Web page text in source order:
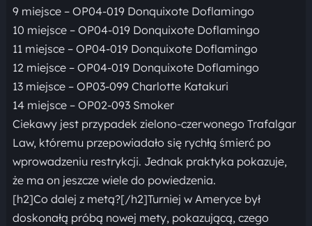
9 miejsce – OP04-019 Donquixote Doflamingo
10 miejsce – OP04-019 Donquixote Doflamingo
11 miejsce – OP04-019 Donquixote Doflamingo
12 miejsce – OP04-019 Donquixote Doflamingo
13 miejsce – OP03-099 Charlotte Katakuri
14 miejsce – OP02-093 Smoker
Ciekawy jest przypadek zielono-czerwonego Trafalgar
Law, któremu przepowiadało się rychłą śmierć po
wprowadzeniu restrykcji. Jednak praktyka pokazuje,
że ma on jeszcze wiele do powiedzenia.
[h2]Co dalej z metą?[/h2]Turniej w Ameryce był
doskonałą próbą nowej mety, pokazującą, czego